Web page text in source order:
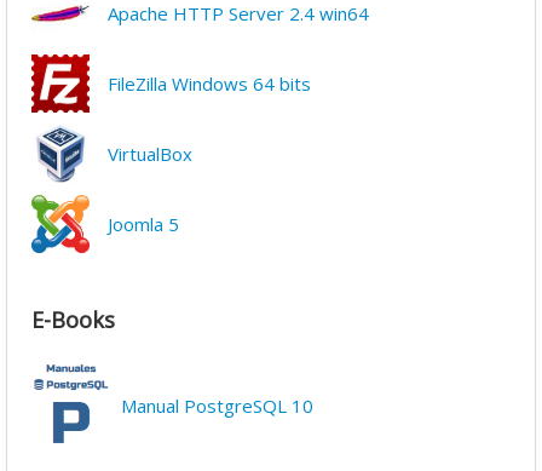
Apache HTTP Server 2.4 win64
FileZilla Windows 64 bits
VirtualBox
Joomla 5
E-Books
Manual PostgreSQL 10